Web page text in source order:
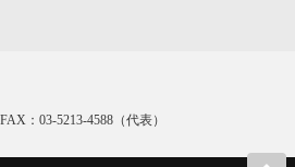
：03-5213-4588（代表）